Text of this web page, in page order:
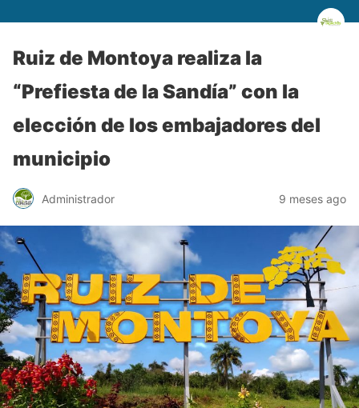
Ruiz de Montoya realiza la
“Prefiesta de la Sandía” con la
elección de los embajadores del
municipio
Administrador 9 meses ago